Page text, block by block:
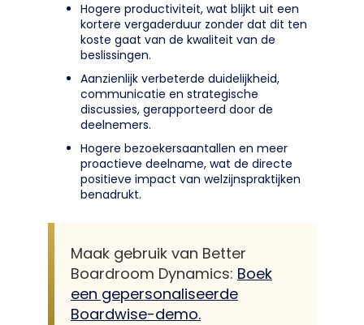
Hogere productiviteit, wat blijkt uit een
kortere vergaderduur zonder dat dit ten
koste gaat van de kwaliteit van de
beslissingen.
Aanzienlijk verbeterde duidelijkheid,
communicatie en strategische
discussies, gerapporteerd door de
deelnemers.
Hogere bezoekersaantallen en meer
proactieve deelname, wat de directe
positieve impact van welzijnspraktijken
benadrukt.
Maak gebruik van Better
Boardroom Dynamics: Boek
een gepersonaliseerde
Boardwise-demo.